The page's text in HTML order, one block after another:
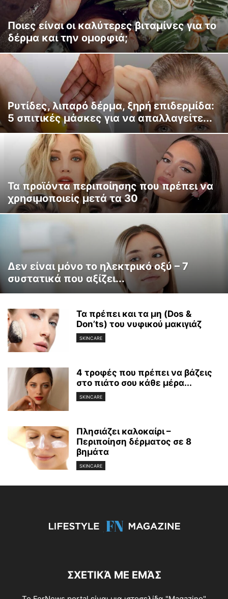
Ποιες είναι οι καλύτερες βιταμίνες για το
δέρμα και την ομορφιά;
Ρυτίδες, λιπαρό δέρμα, ξηρή επιδερμίδα:
5 σπιτικές μάσκες για να απαλλαγείτε...
Τα προϊόντα περιποίησης που πρέπει να
χρησιμοποιείς μετά τα 30
Δεν είναι μόνο το ηλεκτρικό οξύ – 7
συστατικά που αξίζει...
Τα πρέπει και τα μη (Dos &
Don’ts) του νυφικού μακιγιάζ
SKINCARE
4 τροφές που πρέπει να βάζεις
στο πιάτο σου κάθε μέρα...
SKINCARE
Πλησιάζει καλοκαίρι –
Περιποίηση δέρματος σε 8
βημάτα
SKINCARE
ΣΧΕΤΙΚΆ ΜΕ ΕΜΆΣ